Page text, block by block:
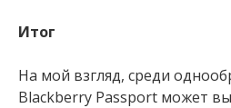
Итог
На мой взгляд, среди
Blackberry Passport может